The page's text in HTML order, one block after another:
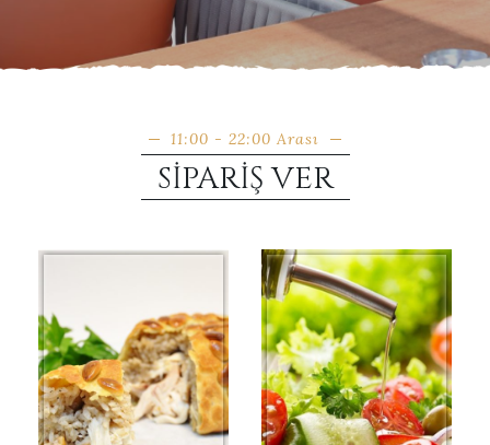
11:00 - 22:00 Arası
SIPARIŞ VER